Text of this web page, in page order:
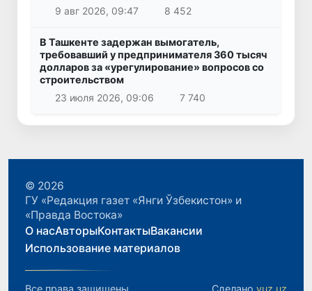
9 авг 2026, 09:47
8 452
В Ташкенте задержан вымогатель,
требовавший у предпринимателя 360 тысяч
долларов за «урегулирование» вопросов со
строительством
23 июля 2026, 09:06
7 740
© 2026
ГУ «Редакция газет «Янги Ўзбекистон» и
«Правда Востока»
О насАвторыКонтактыВакансии
Использование материалов
Все права защищены. Сделано yuz.uz